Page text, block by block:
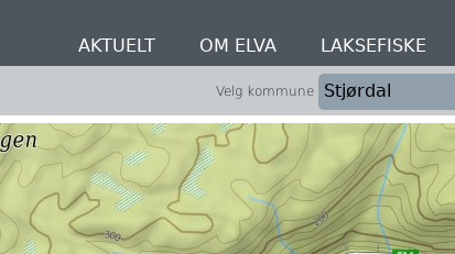
AKTUELT OM ELVA LAKSEFISKE
Velg kommune